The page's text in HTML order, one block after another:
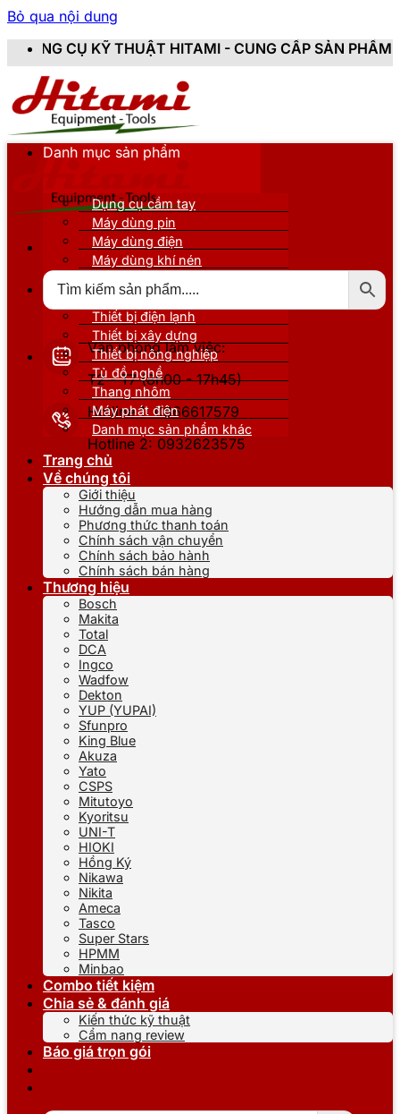
Bỏ qua nội dung
HITAMI - CUNG CẤP SẢN PHẨM CHÍNH HÃNG,
Văn phòng làm việc:
T2 - T7 (8h00 - 17h45)
Hotline 1: 0866617579
Hotline 2: 0932623575
Danh mục sản phẩm
Dụng cụ cầm tay
Máy dùng pin
Máy dùng điện
Máy dùng khí nén
Thiết bị nâng đỡ
Thiết bị điện lạnh
Thiết bị xây dựng
Thiết bị nông nghiệp
Tủ đồ nghề
Thang nhôm
Máy phát điện
Danh mục sản phẩm khác
Trang chủ
Về chúng tôi
Giới thiệu
Hướng dẫn mua hàng
Phương thức thanh toán
Chính sách vận chuyển
Chính sách bảo hành
Chính sách bán hàng
Thương hiệu
Bosch
Makita
Total
DCA
Ingco
Wadfow
Dekton
YUP (YUPAI)
Sfunpro
King Blue
Akuza
Yato
CSPS
Mitutoyo
Kyoritsu
UNI-T
HIOKI
Hồng Ký
Nikawa
Nikita
Ameca
Tasco
Super Stars
HPMM
Minbao
Combo tiết kiệm
Chia sẻ & đánh giá
Kiến thức kỹ thuật
Cẩm nang review
Báo giá trọn gói